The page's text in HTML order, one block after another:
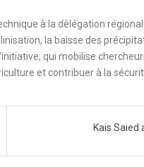
à la délégation
la baisse des
qui mobilise
et contribuer à la
Kais Saied